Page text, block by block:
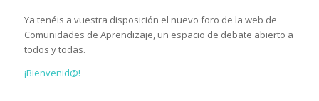
Ya tenéis a vuestra disposición el nuevo foro de la web de
Comunidades de Aprendizaje, un espacio de debate abierto a
todos y todas.
¡Bienvenid@!